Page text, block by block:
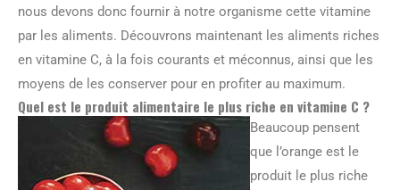
nous devons donc fournir à notre organisme cette vitamine
par les aliments. Découvrons maintenant les aliments riches
en vitamine C, à la fois courants et méconnus, ainsi que les
moyens de les conserver pour en profiter au maximum.
Quel est le produit alimentaire le plus riche en vitamine C ?
Beaucoup pensent
que l’orange est le
produit le plus riche